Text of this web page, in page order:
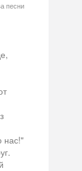
песни
нас!"